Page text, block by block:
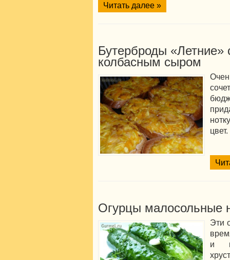
Читать далее »
Бутерброды «Летние»
колбасным сыром
Огурцы малосольные
Эти
и